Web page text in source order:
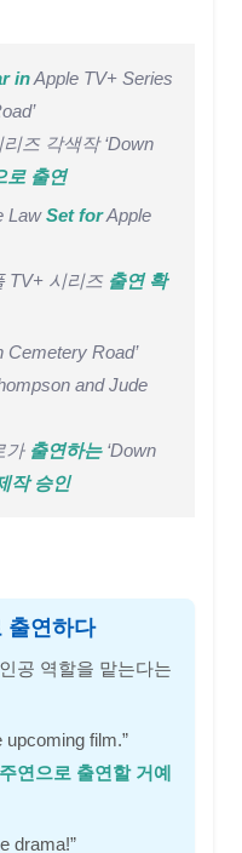
inApple TV+ Series
즈 각색작 ‘Down
로 출연
LawSet forApple
TV+ 시리즈 출연 확
Cemetery Road’
and Jude
가 출연하는‘Down
작 승인
출연하다
공 역할을 맡는다는
upcoming film.”
주연으로 출연할 거예
drama!”